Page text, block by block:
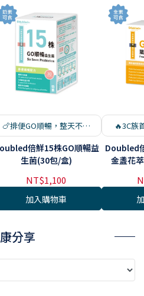
🍗排便GO順暢，整天不一
樣！😎
倍鮮15株GO順暢益
生菌(30包/盒)
NT$1,100
加入購物車
🔥3C族
Doubled
金盞花
分享